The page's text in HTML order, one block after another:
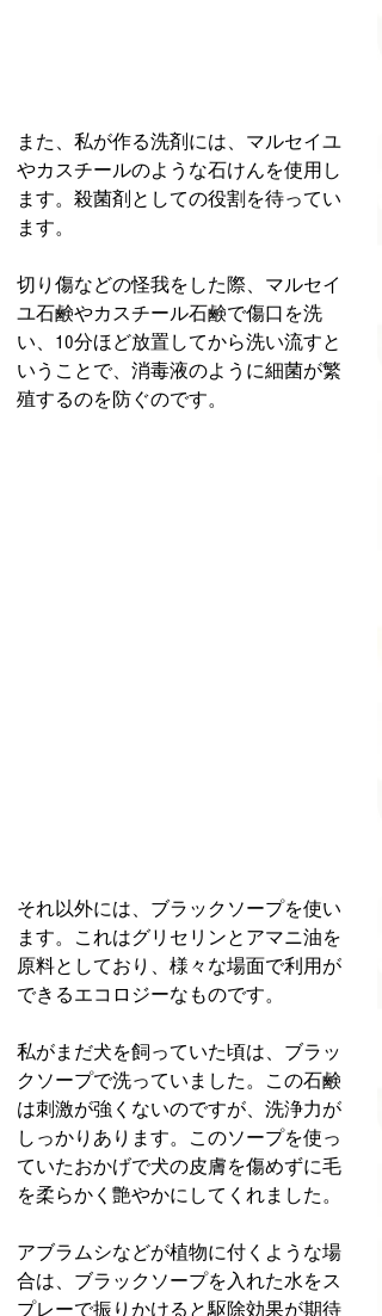
また、私が作る洗剤には、マルセイユ
やカスチールのような石けんを使用し
ます。殺菌剤としての役割を待ってい
ます。
切り傷などの怪我をした際、マルセイ
ユ石鹸やカスチール石鹸で傷口を洗
い、10分ほど放置してから洗い流すと
いうことで、消毒液のように細菌が繁
殖するのを防ぐのです。
それ以外には、ブラックソープを使い
ます。これはグリセリンとアマニ油を
原料としており、様々な場面で利用が
できるエコロジーなものです。
私がまだ犬を飼っていた頃は、ブラッ
クソープで洗っていました。この石鹸
は刺激が強くないのですが、洗浄力が
しっかりあります。このソープを使っ
ていたおかげで犬の皮膚を傷めずに毛
を柔らかく艶やかにしてくれました。
アブラムシなどが植物に付くような場
合は、ブラックソープを入れた水をス
プレーで振りかけると駆除効果が期待